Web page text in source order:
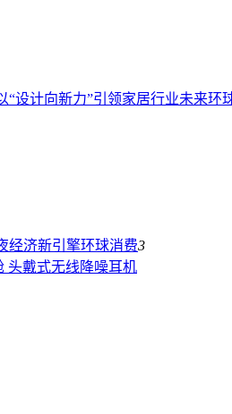
“设计向新力”引领家居行业未来环
经济新引擎环球消费3
头戴式无线降噪耳机